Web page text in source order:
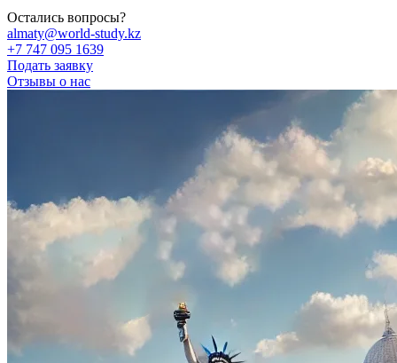
Остались вопросы?
almaty@world-study.kz
+7 747 095 1639
Подать заявку
Отзывы о нас